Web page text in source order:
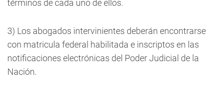
términos de cada uno de ellos.
3) Los abogados intervinientes deberán encontrarse
con matricula federal habilitada e inscriptos en las
notificaciones electrónicas del Poder Judicial de la
Nación.